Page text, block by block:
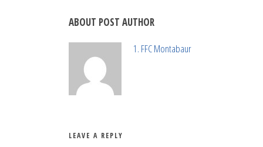
ABOUT POST AUTHOR
1. FFC Montabaur
LEAVE A REPLY